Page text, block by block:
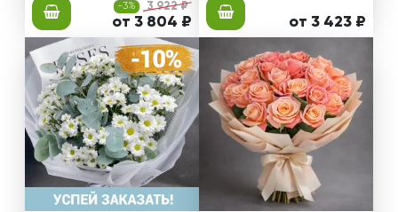
-3% 3 922 ₽
от 3 804 ₽ от 3 423 ₽